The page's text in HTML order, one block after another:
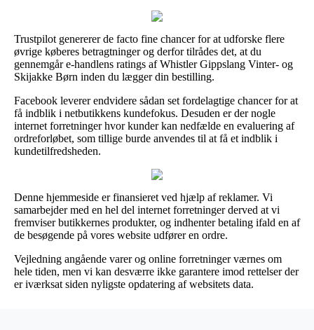
Trustpilot genererer de facto fine chancer for at udforske flere
øvrige køberes betragtninger og derfor tilrådes det, at du
gennemgår e-handlens ratings af Whistler Gippslang Vinter- og
Skijakke Børn inden du lægger din bestilling.
Facebook leverer endvidere sådan set fordelagtige chancer for at
få indblik i netbutikkens kundefokus. Desuden er der nogle
internet forretninger hvor kunder kan nedfælde en evaluering af
ordreforløbet, som tillige burde anvendes til at få et indblik i
kundetilfredsheden.
Denne hjemmeside er finansieret ved hjælp af reklamer. Vi
samarbejder med en hel del internet forretninger derved at vi
fremviser butikkernes produkter, og indhenter betaling ifald en af
de besøgende på vores website udfører en ordre.
Vejledning angående varer og online forretninger værnes om
hele tiden, men vi kan desværre ikke garantere imod rettelser der
er iværksat siden nyligste opdatering af websitets data.